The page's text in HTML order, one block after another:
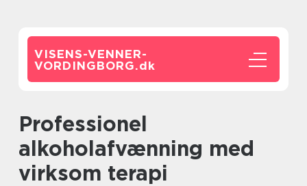
VISENS-VENNER-
VORDINGBORG.dk
Professionel
alkoholafvænning med
virksom terapi